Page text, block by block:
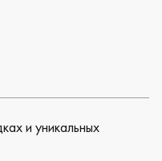
и уникальных